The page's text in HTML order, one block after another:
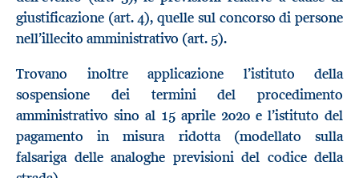
giustificazione (art. 4), quelle sul concorso di persone
nell’illecito amministrativo (art. 5).
Trovano inoltre applicazione l’istituto della
sospensione dei termini del procedimento
amministrativo sino al 15 aprile 2020 e l’istituto del
pagamento in misura ridotta (modellato sulla
falsariga delle analoghe previsioni del codice della